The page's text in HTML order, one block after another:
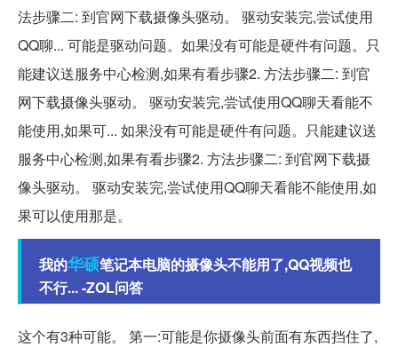
法步骤二: 到官网下载摄像头驱动。 驱动安装完,尝试使用
QQ聊... 可能是驱动问题。如果没有可能是硬件有问题。只
能建议送服务中心检测,如果有看步骤2. 方法步骤二: 到官
网下载摄像头驱动。 驱动安装完,尝试使用QQ聊天看能不
能使用,如果可... 如果没有可能是硬件有问题。只能建议送
服务中心检测,如果有看步骤2. 方法步骤二: 到官网下载摄
像头驱动。 驱动安装完,尝试使用QQ聊天看能不能使用,如
果可以使用那是。
我的华硕笔记本电脑的摄像头不能用了,QQ视频也
不行... -ZOL问答
这个有3种可能。 第一:可能是你摄像头前面有东西挡住了,